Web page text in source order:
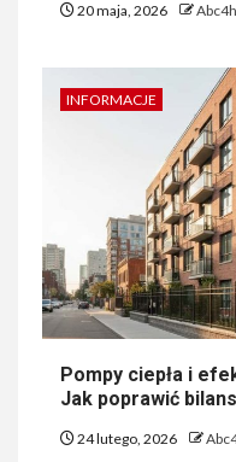
20 maja, 2026
INFORMACJE
Pompy ciepła i
Jak poprawić
24 lutego, 2026